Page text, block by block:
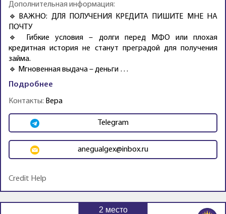
Дополнительная информация:
🔹ВАЖНО: ДЛЯ ПОЛУЧЕНИЯ КРЕДИТА ПИШИТЕ МНЕ НА
ПОЧТУ
🔹 Гибкие условия – долги перед МФО или плохая
кредитная история не станут преградой для получения
займа.
🔹 Мгновенная выдача – деньги …
Подробнее
Контакты: Вера
Telegram
anegualgex@inbox.ru
Credit Help
2 место